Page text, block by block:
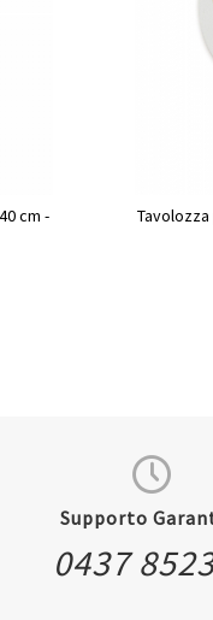
cm -
Supporto
0437